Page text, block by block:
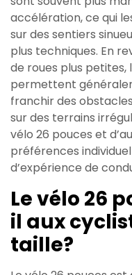
accélération, ce qui
sur des sentiers
plus techniques. En
de roues plus petites,
permettent
franchir des
sur des terrains
vélo 26 pouces et
préférences
d’expérience de
Le vélo 26
il aux
taille?